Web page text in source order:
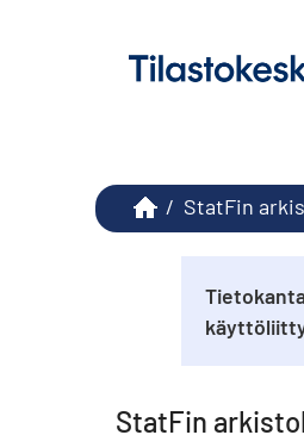
/ StatFin
StatFin